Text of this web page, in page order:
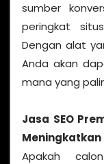
sumber
peringkat
Dengan alat
Anda akan
mana yang
Jasa SEO
Meningkatkan
Apakah